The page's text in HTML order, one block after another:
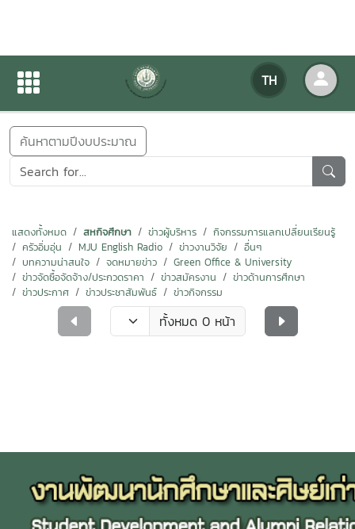
TH
ข่าวสารกิจกรรม
ค้นหาตามปีงบประมาณ
แสดงทั้งหมด สหกิจศึกษา ข่าวผู้บริหาร
กิจกรรมการแลกเปลี่ยนเรียนรู้
ครัวอิ่มอุ่น
MJU English Radio ข่าวงานวิจัย
อื่นๆ
บทความน่าสนใจ
จดหมายข่าว
Green Office & University
ข่าวจัดซื้อจัดจ้าง/ประกวดราคา
ข่าวสมัครงาน
ข่าวด้านการศึกษา
ข่าวประกาศ
ข่าวประชาสัมพันธ์ ข่าวกิจกรรม
ทั้งหมด 0 หน้า